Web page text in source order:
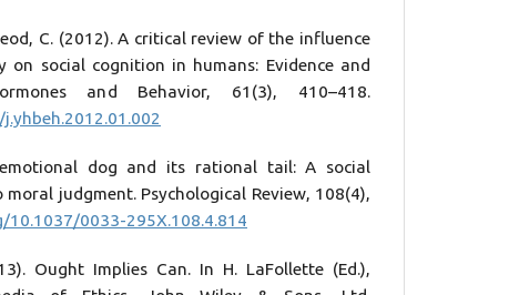
C. (2012). A critical review of the influence
on social cognition in humans: Evidence and
and Behavior, 61(3), 410–418.
dog and its rational tail: A social
judgment. Psychological Review, 108(4),
0033-295X.108.4.814
Ought Implies Can. In H. LaFollette (Ed.),